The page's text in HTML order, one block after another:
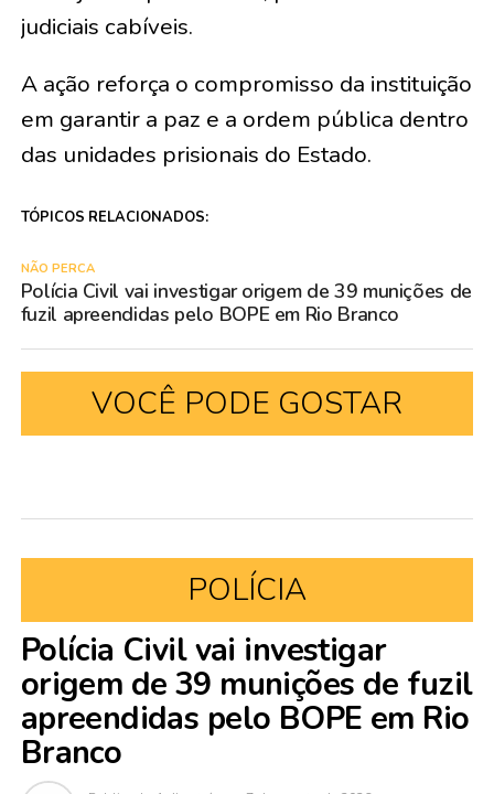
judiciais cabíveis.
A ação reforça o compromisso da instituição
em garantir a paz e a ordem pública dentro
das unidades prisionais do Estado.
TÓPICOS RELACIONADOS:
NÃO PERCA
Polícia Civil vai investigar origem de 39 munições de
fuzil apreendidas pelo BOPE em Rio Branco
VOCÊ PODE GOSTAR
POLÍCIA
Polícia Civil vai investigar
origem de 39 munições de fuzil
apreendidas pelo BOPE em Rio
Branco